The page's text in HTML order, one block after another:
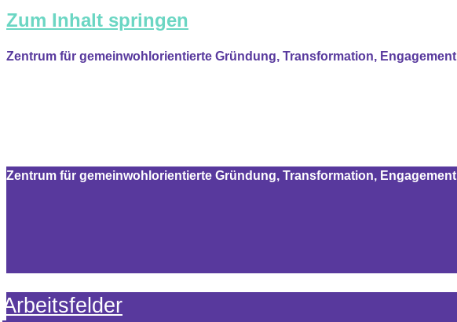
Zum Inhalt springen
Zentrum für gemeinwohlorientierte Gründung, Transformation, Engagement
Zentrum für gemeinwohlorientierte Gründung, Transformation, Engagement
Arbeitsfelder